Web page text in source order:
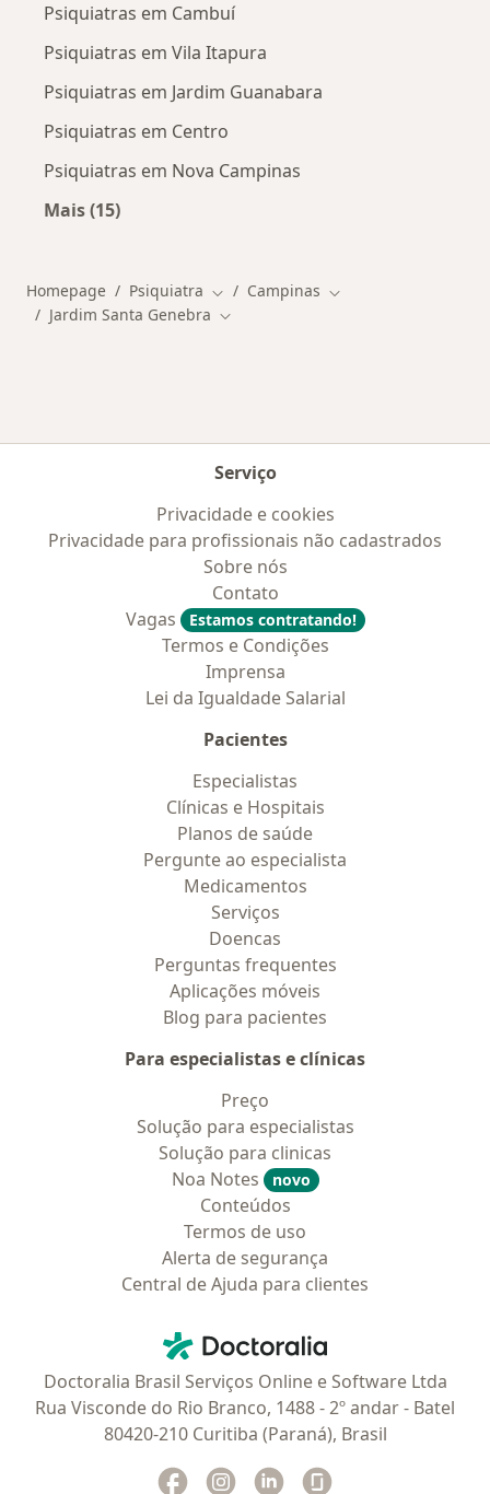
Psiquiatras em Cambuí
Psiquiatras em Vila Itapura
Psiquiatras em Jardim Guanabara
Psiquiatras em Centro
Psiquiatras em Nova Campinas
Mais (15)
Homepage Psiquiatra Mudar de cidade
Campinas Mudar de cidade
Jardim Santa Genebra Mudar de cidade
Serviço
Privacidade e cookies
Privacidade para profissionais não cadastrados
Sobre nós
Contato
Vagas
Estamos contratando!
Termos e Condições
Imprensa
Lei da Igualdade Salarial
Pacientes
Especialistas
Clínicas e Hospitais
Planos de saúde
Pergunte ao especialista
Medicamentos
Serviços
Doencas
Perguntas frequentes
Aplicações móveis
Blog para pacientes
Para especialistas e clínicas
Preço
Solução para especialistas
Solução para clinicas
Noa Notes
novo
Conteúdos
Termos de uso
Alerta de segurança
Central de Ajuda para clientes
Doctoralia - Homepage
Doctoralia Brasil Serviços Online e Software Ltda
Rua Visconde do Rio Branco, 1488 - 2º andar - Batel
80420-210 Curitiba (Paraná), Brasil
Facebook
abre num novo separador
Instagram
abre num novo separador
Linkedin
abre num novo